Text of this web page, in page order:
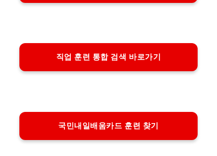
직업 훈련 통합 검색 바로가기
국민내일배움카드 훈련 찾기